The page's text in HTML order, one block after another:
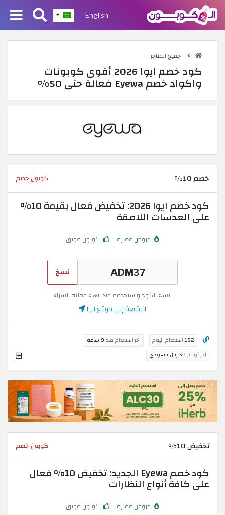
English
جميع المتاجر
كود خصم ايوا 2026 أقوى كوبونات
واكواد خصم Eyewa فعالة حتى 50%
خصم 10% كوبون خصم
كود خصم ايوا 2026: تخفيض فعال بقيمة 10%
على العدسات اللاصقة
عروض مميزة كوبون موثق
نسخ
انسخ الكود واستخدمه عند انهاء عملية الشراء
المتابعة إلى موقع ايوا
182 استخدام اليوم اخر استخدام منذ 9 ساعة
اخر توفير 50 ريال سعودي
تخفيض 10% كوبون خصم
كود خصم Eyewa الجديد: تخفيض 10% فعال
على كافة أنواع النظارات
عروض مميزة كوبون موثق